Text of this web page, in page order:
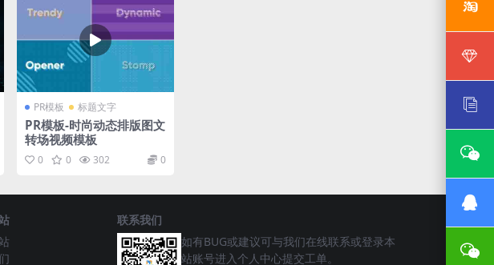
PR模板 标题文字
PR模板-时尚动态排版图文
转场视频模板
0 0 302 0
联系我们
如有BUG或建议可与我们在线联系或登录本
站账号进入个人中心提交工单。